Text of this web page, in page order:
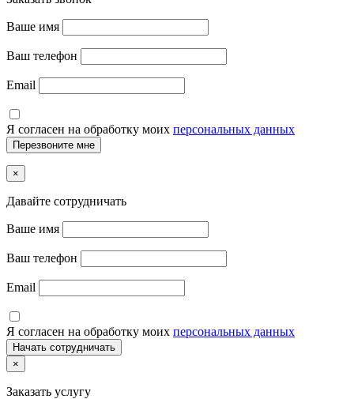
Ваше имя
Ваш телефон
Email
Я согласен на обработку моих персональных данных
×
Давайте сотрудничать
Ваше имя
Ваш телефон
Email
Я согласен на обработку моих персональных данных
×
Заказать услугу